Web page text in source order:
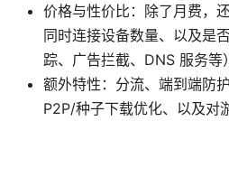
价格与性价比：除了月费，
同时连接设备数量、以及是
踪、广告拦截、DNS 服务等
额外特性：分流、端到端防
P2P/种子下载优化、以及对